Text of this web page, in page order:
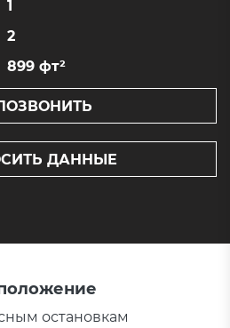
1
2
899 фт²
ДАННЫЕ
остановкам